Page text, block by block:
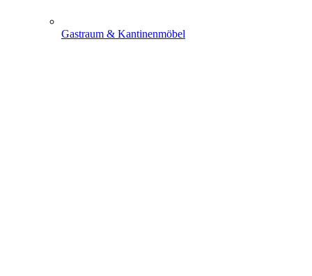
Gastraum & Kantinenmöbel